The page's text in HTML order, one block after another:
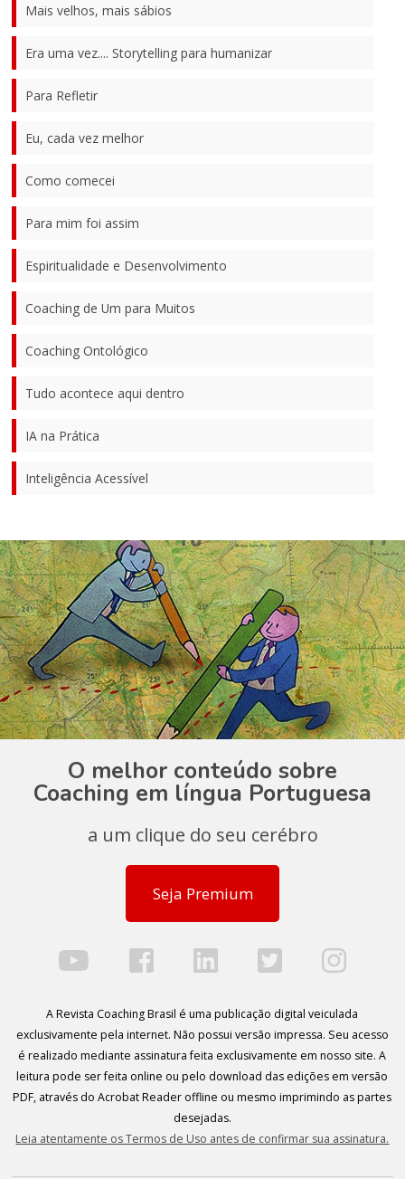
Mais velhos, mais sábios
Era uma vez.... Storytelling para humanizar
Para Refletir
Eu, cada vez melhor
Como comecei
Para mim foi assim
Espiritualidade e Desenvolvimento
Coaching de Um para Muitos
Coaching Ontológico
Tudo acontece aqui dentro
IA na Prática
Inteligência Acessível
O melhor conteúdo sobre
Coaching em língua Portuguesa
a um clique do seu cerébro
Seja Premium
A Revista Coaching Brasil é uma publicação digital veiculada
exclusivamente pela internet. Não possui versão impressa. Seu acesso
é realizado mediante assinatura feita exclusivamente em nosso site. A
leitura pode ser feita online ou pelo download das edições em versão
PDF, através do Acrobat Reader offline ou mesmo imprimindo as partes
desejadas.
Leia atentamente os Termos de Uso antes de confirmar sua assinatura.